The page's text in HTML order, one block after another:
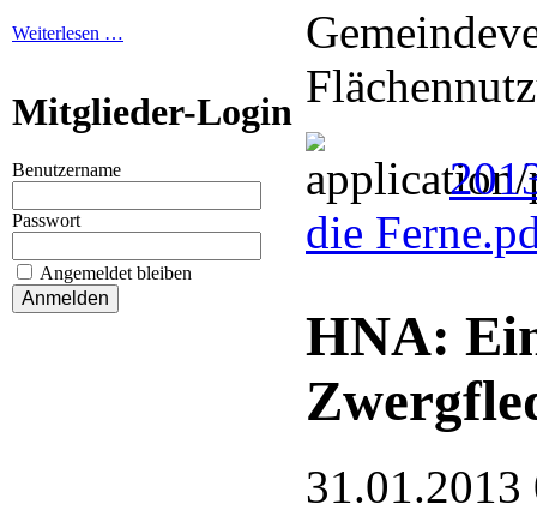
Weiterlesen …
Mitglieder-Login
Benutzername
Passwort
Angemeldet bleiben
die
HNA:
31.01.2013